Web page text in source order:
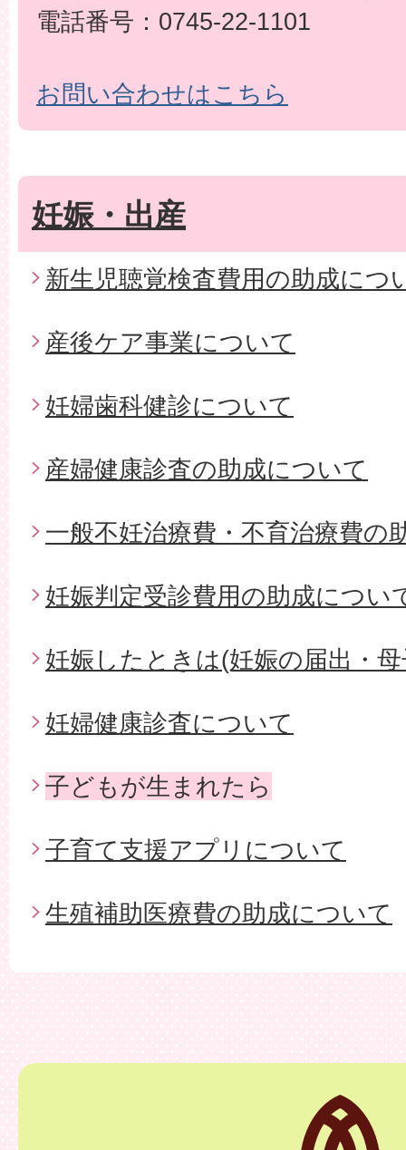
電話番号：0745-22-1101
お問い合わせはこちら
妊娠・出産
新生児聴覚検査費用の助成につ
産後ケア事業について
妊婦歯科健診について
産婦健康診査の助成について
一般不妊治療費・不育治療費の
妊娠判定受診費用の助成につい
妊娠したときは(妊娠の届出・
妊婦健康診査について
子どもが生まれたら
子育て支援アプリについて
生殖補助医療費の助成について